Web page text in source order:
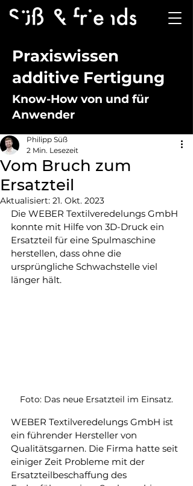
Praxiswissen
additive Fertigung
Know-How von und für
Anwender
Vom Bruch zum
Ersatzteil
Philipp Süß
2 Min. Lesezeit
Aktualisiert: 21. Okt. 2023
Die WEBER Textilveredelungs GmbH
konnte mit Hilfe von 3D-Druck ein
Ersatzteil für eine Spulmaschine
herstellen, dass ohne die
ursprüngliche Schwachstelle viel
länger hält.
Foto: Das neue Ersatzteil im Einsatz.
WEBER Textilveredelungs GmbH ist
ein führender Hersteller von
Qualitätsgarnen. Die Firma hatte seit
einiger Zeit Probleme mit der
Ersatzteilbeschaffung des